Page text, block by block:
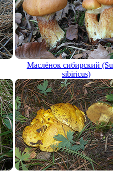
Маслёнок сибирский
sibiricus)